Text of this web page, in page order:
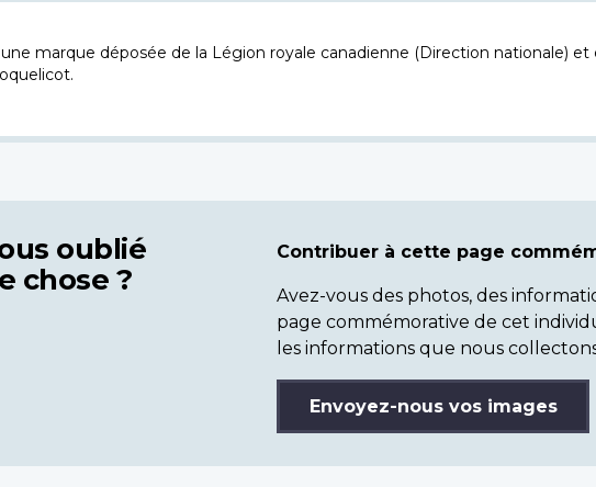
marque déposée de la Légion royale canadienne (Direction nationale) et
oublié
chose ?
Contribuer à cette page
Avez-vous des photos, des
page commémorative de cet
les informations que nous
Envoyez-nous vos images